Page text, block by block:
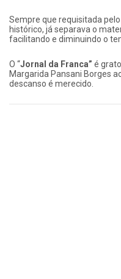
Sempre que requisitada pelo
histórico, já separava o
facilitando e diminuindo o
O “Jornal da Franca” é
Margarida Pansani Borges
descanso é merecido.